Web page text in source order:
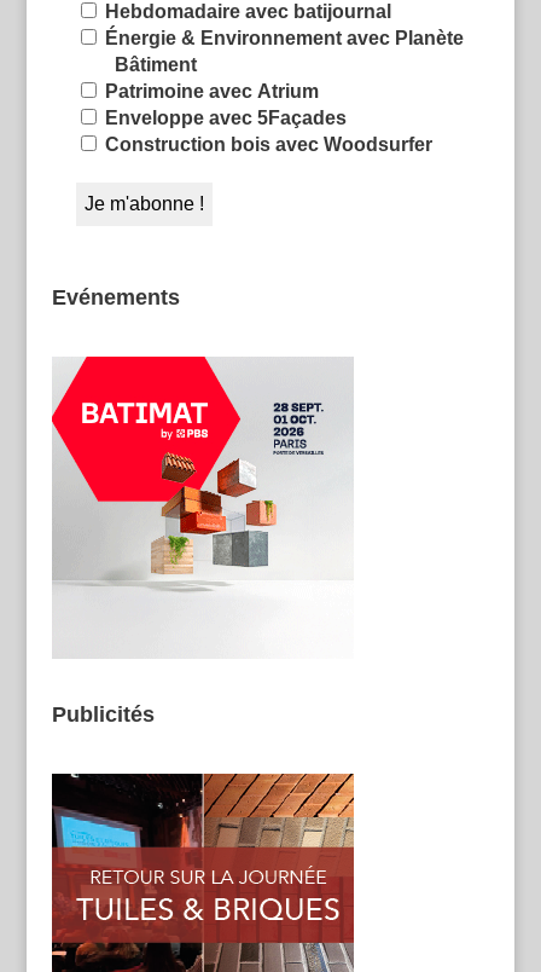
Hebdomadaire avec batijournal
Énergie & Environnement avec Planète
Bâtiment
Patrimoine avec Atrium
Enveloppe avec 5Façades
Construction bois avec Woodsurfer
Evénements
Publicités